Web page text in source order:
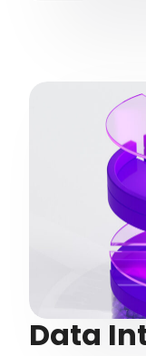
Data